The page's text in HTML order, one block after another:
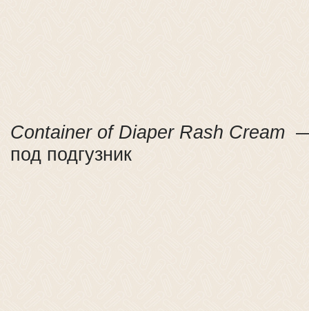
Container of Diaper Rash Cream
под подгузник